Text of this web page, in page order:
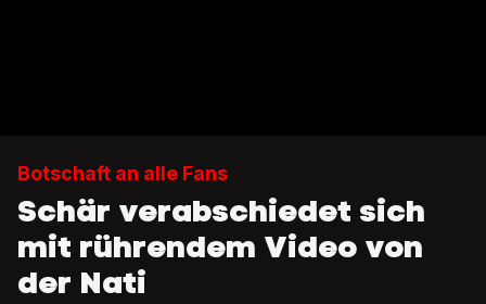
Botschaft an alle Fans
Schär verabschiedet sich
mit rührendem Video von
der Nati